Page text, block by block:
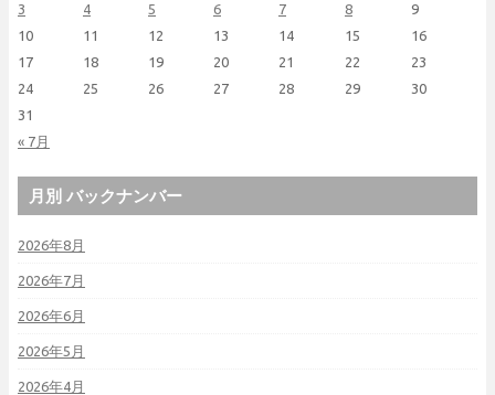
« 7月
3
4 5 6 7 8
9
10
11 12 13 14 15
16
17
18 19 20 21 22
23
24
25 26 27 28 29
30
31
月別 バックナンバー
2026年8月
2026年7月
2026年6月
2026年5月
2026年4月